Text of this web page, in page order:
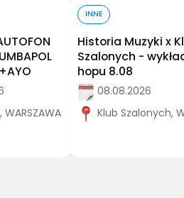
INNE
Historia Muzyki x
Szalonych -
hopu 8.08
08.08.2026
Klub Szalonych,